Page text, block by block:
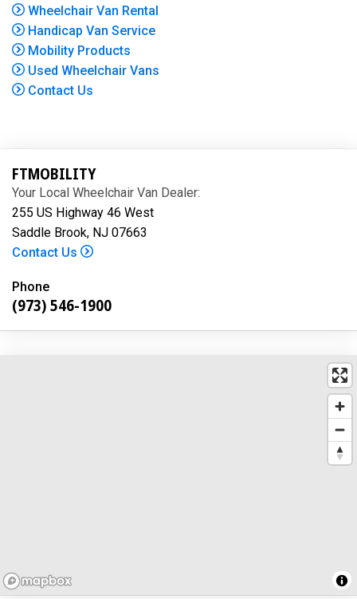
Wheelchair Van Rental
Handicap Van Service
Mobility Products
Used Wheelchair Vans
Contact Us
FTMOBILITY
Your Local Wheelchair Van Dealer:
255 US Highway 46 West
Saddle Brook, NJ 07663
Contact Us
Phone
(973) 546-1900